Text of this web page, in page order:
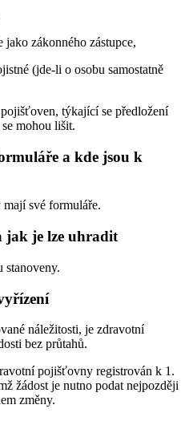
zákonného zástupce,
(jde-li o osobu samostatně
týkající se předložení
mohou lišit.
a kde jsou k
své formuláře.
jak je lze uhradit
stanoveny.
náležitosti, je zdravotní
bez průtahů.
pojišťovny registrován k 1.
žádost je nutno podat nejpozději
změny.